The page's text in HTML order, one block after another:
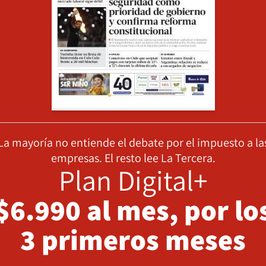
mayoría no entiende el debate por el impuesto a
empresas. El resto lee La Tercera.
Plan Digital+
al mes, por
3 primeros meses